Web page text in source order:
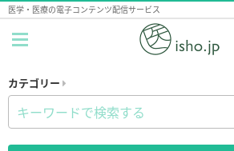
医学・医療の電子コンテンツ配信サービス
カテゴリー